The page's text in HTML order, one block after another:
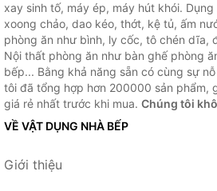
xay sinh tố, máy ép, máy hút khói.
xoong chảo, dao kéo, thớt, kệ tủ, ấm
phòng ăn như bình, ly cốc, tô chén dĩa,
Nội thất phòng ăn như bàn ghế phòng
bếp... Bằng khả năng sẵn có cùng sự
tôi đã tổng hợp hơn 200000 sản phẩm,
giá rẻ nhất trước khi mua. Chúng tôi
VỀ VẬT DỤNG NHÀ BẾP
Giới thiệu